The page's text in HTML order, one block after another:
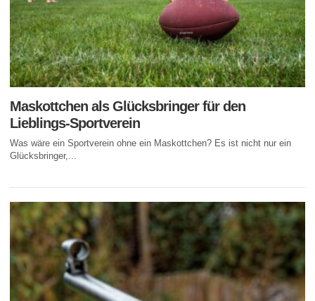
Maskottchen als Glücksbringer für den
Lieblings-Sportverein
Was wäre ein Sportverein ohne ein Maskottchen? Es ist nicht nur ein
Glücksbringer,...